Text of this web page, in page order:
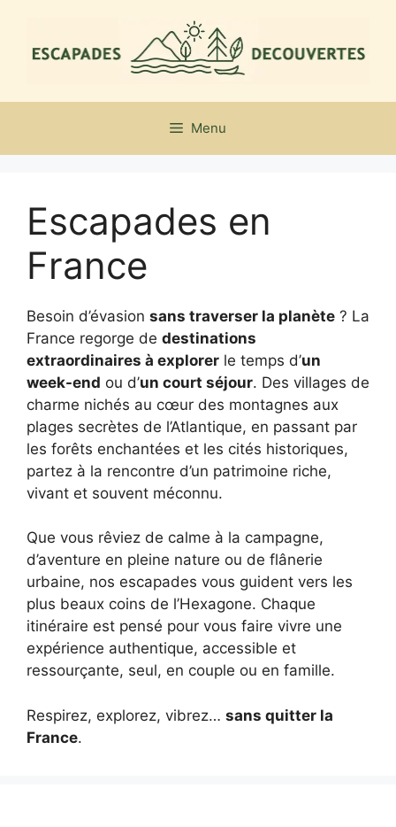
contenu
Menu
Escapades en
France
Besoin d’évasion sans traverser la planète ? La
France regorge de destinations
extraordinaires à explorer le temps d’un
week-end ou d’un court séjour. Des villages de
charme nichés au cœur des montagnes aux
plages secrètes de l’Atlantique, en passant par
les forêts enchantées et les cités historiques,
partez à la rencontre d’un patrimoine riche,
vivant et souvent méconnu.
Que vous rêviez de calme à la campagne,
d’aventure en pleine nature ou de flânerie
urbaine, nos escapades vous guident vers les
plus beaux coins de l’Hexagone. Chaque
itinéraire est pensé pour vous faire vivre une
expérience authentique, accessible et
ressourçante, seul, en couple ou en famille.
Respirez, explorez, vibrez… sans quitter la
France.